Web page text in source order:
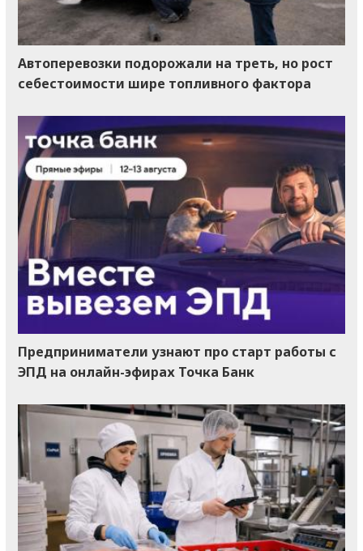
Автоперевозки подорожали на треть, но рост
себестоимости шире топливного фактора
Предприниматели узнают про старт работы с
ЭПД на онлайн-эфирах Точка Банк